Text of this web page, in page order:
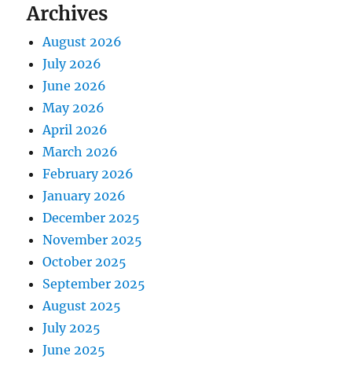
Archives
August 2026
July 2026
June 2026
May 2026
April 2026
March 2026
February 2026
January 2026
December 2025
November 2025
October 2025
September 2025
August 2025
July 2025
June 2025